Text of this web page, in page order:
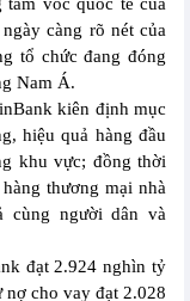
càng rõ nét của
tổ chức đang đóng
Nam Á.
kiên định mục
hiệu quả hàng đầu
khu vực; đồng thời
thương mại nhà
cùng người dân và
đạt 2.924 nghìn tỷ
cho vay đạt 2.028